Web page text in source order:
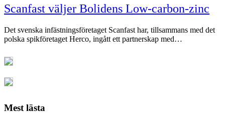
Scanfast väljer Bolidens Low-carbon-zinc
Det svenska infästningsföretaget Scanfast har, tillsammans med det
polska spikföretaget Herco, ingått ett partnerskap med…
Mest lästa